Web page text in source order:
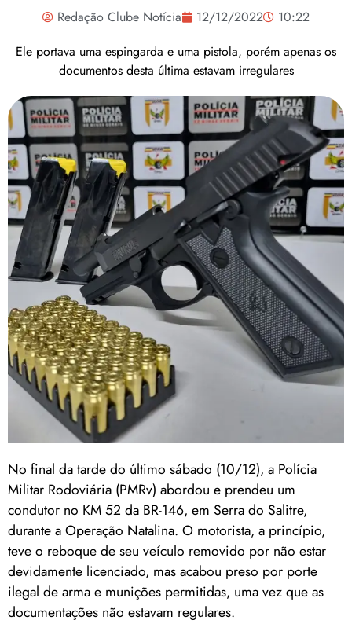
Redação Clube Notícia 12/12/2022
10:22
Ele portava uma espingarda e uma pistola, porém apenas os
documentos desta última estavam irregulares
No final da tarde do último sábado (10/12), a Polícia
Militar Rodoviária (PMRv) abordou e prendeu um
condutor no KM 52 da BR-146, em Serra do Salitre,
durante a Operação Natalina. O motorista, a princípio,
teve o reboque de seu veículo removido por não estar
devidamente licenciado, mas acabou preso por porte
ilegal de arma e munições permitidas, uma vez que as
documentações não estavam regulares.